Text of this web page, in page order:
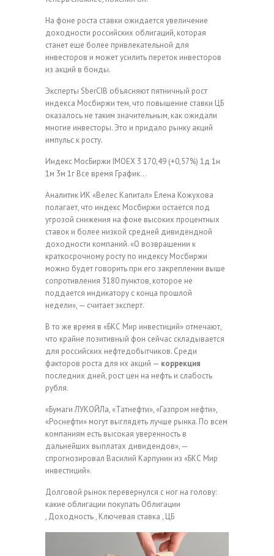
На фоне роста ставки ожидается увеличение
доходности российских облигаций, которая
станет еще более привлекательной для
инвесторов и может усилить переток инвесторов
из акций в бонды.
Эксперты SberCIB объясняют пятничный рост
индекса Мосбиржи тем, что повышение ставки ЦБ
оказалось не таким значительным, как ожидали
многие инвесторы. Это и придало рынку акций
импульс к росту.
Индекс МосБиржи IMOEX 3 170,49 (+0,57%) 1д 1н
1м 3м 1г Все время График…
Аналитик ИК «Велес Капитал» Елена Кожухова
полагает, что индекс Мосбиржи остается под
угрозой снижения на фоне высоких процентных
ставок и более низкой средней дивидендной
доходности компаний. «О возвращении к
краткосрочному росту по индексу Мосбиржи
можно будет говорить при его закреплении выше
сопротивления 3180 пунктов, которое не
поддается индикатору с конца прошлой
недели», — считает эксперт.
В то же время в «БКС Мир инвестиций» отмечают,
что крайне позитивный фон сейчас складывается
для российских нефтедобытчиков. Среди
факторов роста для их акций — коррекция
последних дней, рост цен на нефть и слабость
рубля.
«Бумаги ЛУКОЙЛа, «Татнефти», «Газпром нефти»,
«Роснефти» могут выглядеть лучше рынка. По всем
компаниям есть высокая уверенность в
дальнейших выплатах дивидендов», —
спрогнозировал Василий Карпунин из «БКС Мир
инвестиций».
Долговой рынок перевернулся с ног на голову:
какие облигации покупать Облигации
, Доходность , Ключевая ставка , ЦБ